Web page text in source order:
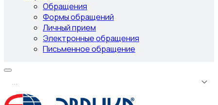
Обращения
Формы обращений
Личный прием
Электронные обращения
Письменное обращение
...